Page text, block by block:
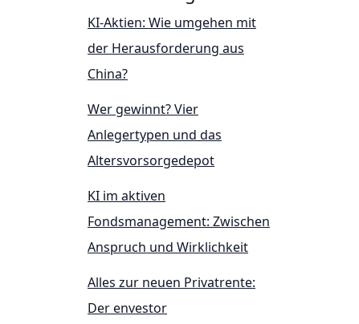
KI-Aktien: Wie umgehen mit
der Herausforderung aus
China?
Wer gewinnt? Vier
Anlegertypen und das
Altersvorsorgedepot
KI im aktiven
Fondsmanagement: Zwischen
Anspruch und Wirklichkeit
Alles zur neuen Privatrente:
Der envestor